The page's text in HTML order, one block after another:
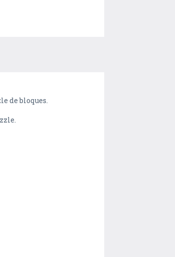
de bloques.